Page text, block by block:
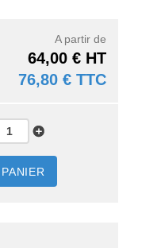
A partir de
64,00 € HT
76,80 € TTC